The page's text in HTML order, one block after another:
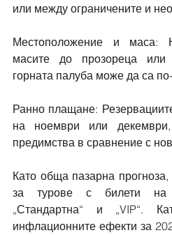
или между ограничените и
Местоположение и маса:
масите до прозореца или
горната палуба може да са
Ранно плащане:
на ноември или декември,
предимства в сравнение с
Като обща пазарна
за турове с билети на
„Стандартна“ и „VIP“.
инфлационните ефекти за